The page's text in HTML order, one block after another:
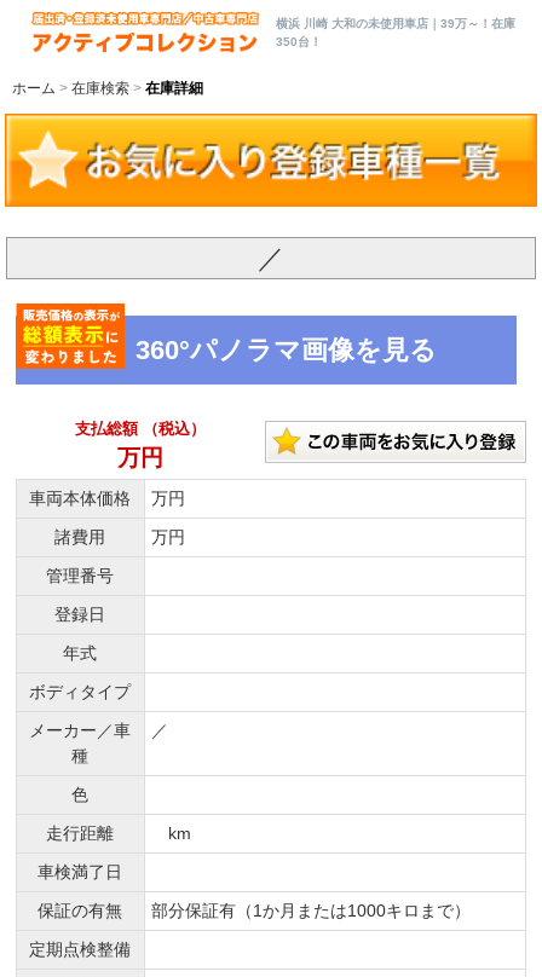
横浜 川崎 大和の未使用車店｜39万～！在庫
350台！
ホーム 在庫検索 在庫詳細
／
360°パノラマ画像を見る
支払総額 （税込）
万円
車両本体価格
万円
諸費用
万円
管理番号
登録日
年式
ボディタイプ
メーカー／車
種
／
色
走行距離
km
車検満了日
保証の有無
部分保証有（1か月または1000キロまで）
定期点検整備